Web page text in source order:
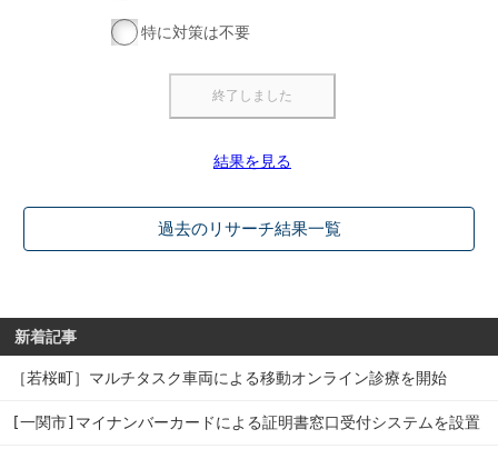
特に対策は不要
結果を見る
過去のリサーチ結果一覧
新着記事
［若桜町］マルチタスク車両による移動オンライン診療を開始
[一関市]マイナンバーカードによる証明書窓口受付システムを設置